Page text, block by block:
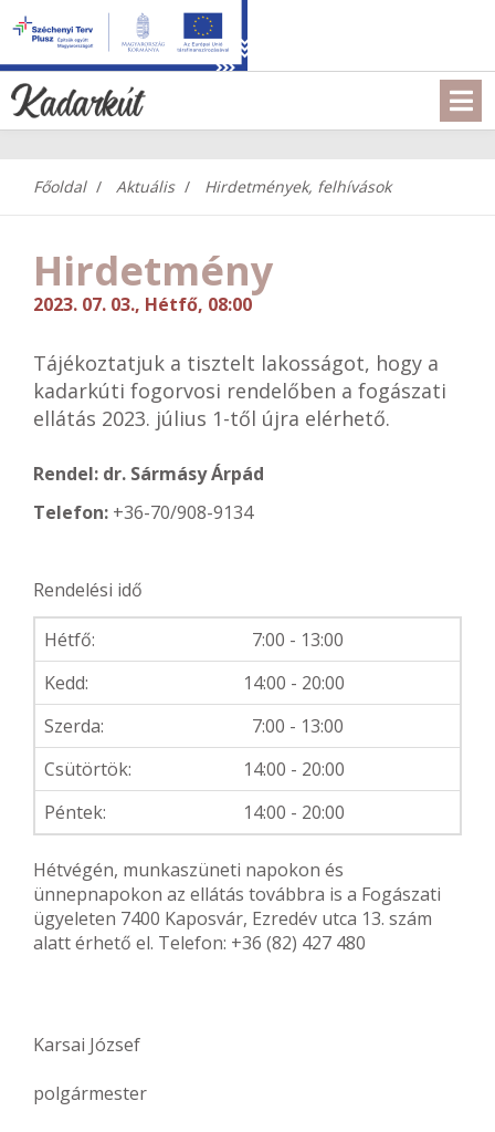
Főoldal Aktuális Hirdetmények, felhívások
Hirdetmény
2023. 07. 03., Hétfő, 08:00
Tájékoztatjuk a tisztelt lakosságot, hogy a
kadarkúti fogorvosi rendelőben a fogászati
ellátás 2023. július 1-től újra elérhető.
Rendel: dr. Sármásy Árpád
Telefon: +36-70/908-9134
Rendelési idő
Hétfő:
7:00 - 13:00
Kedd:
14:00 - 20:00
Szerda:
7:00 - 13:00
Csütörtök:
14:00 - 20:00
Péntek:
14:00 - 20:00
Hétvégén, munkaszüneti napokon és
ünnepnapokon az ellátás továbbra is a Fogászati
ügyeleten 7400 Kaposvár, Ezredév utca 13. szám
alatt érhető el. Telefon: +36 (82) 427 480
Karsai József
polgármester